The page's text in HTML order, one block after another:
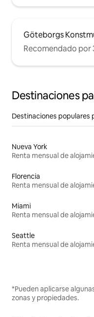
Göteborgs
Recomendado por
Destinaciones
Destinaciones populares
Nueva York
Florencia
Miami
Seattle
*Pueden aplicarse
zonas y propiedades.